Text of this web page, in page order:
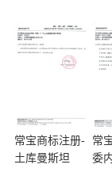
常宝商标注册-
土库曼斯坦
常
委